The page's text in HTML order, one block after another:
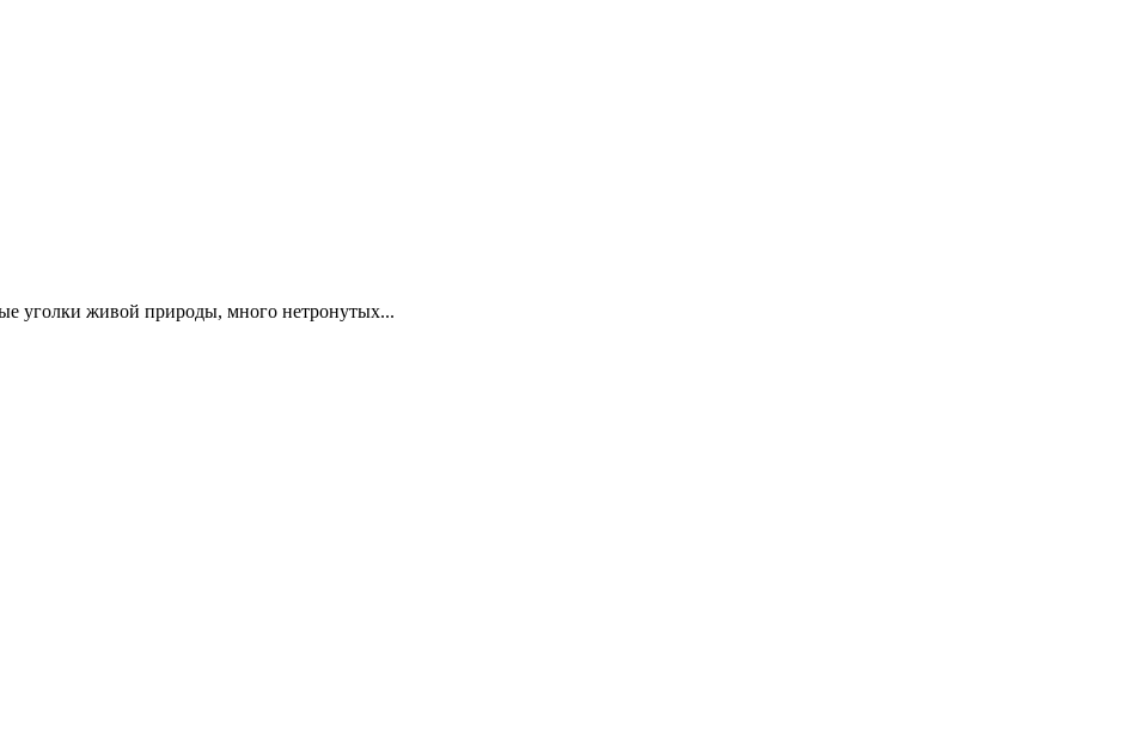
уголки живой природы, много нетронутых...